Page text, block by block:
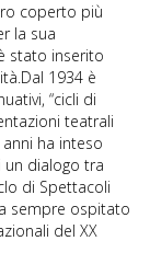
coperto più
la sua
stato inserito
1934 è
“cicli di
teatrali
ha inteso
un dialogo tra
di Spettacoli
sempre ospitato
del XX